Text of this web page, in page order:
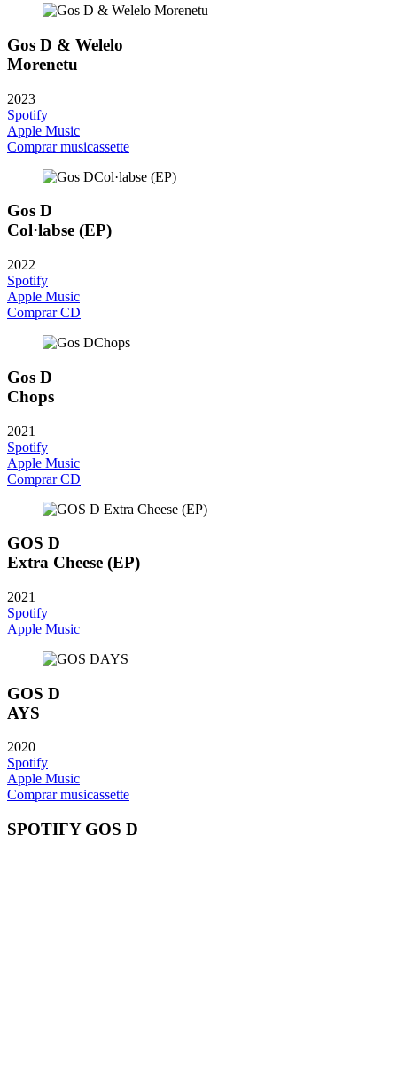
Gos D & Welelo
Morenetu
2023
Spotify
Apple Music
Comprar musicassette
Gos D
Col·labse (EP)
2022
Spotify
Apple Music
Comprar CD
Gos D
Chops
2021
Spotify
Apple Music
Comprar CD
GOS D
Extra Cheese (EP)
2021
Spotify
Apple Music
GOS D
AYS
2020
Spotify
Apple Music
Comprar musicassette
SPOTIFY GOS D